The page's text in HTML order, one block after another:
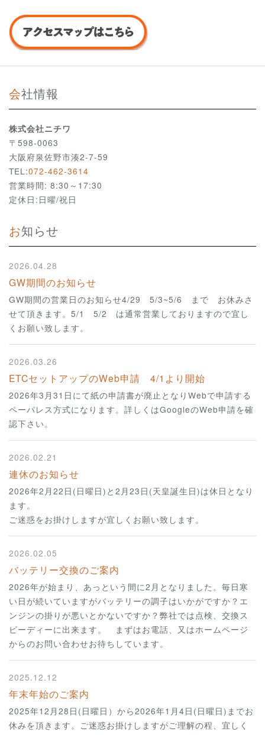
会社情報
株式会社ニチワ
〒598-0063
大阪府泉佐野市湊2-7-59
TEL:072-462-3614
営業時間: 8:30～17:30
定休日:日曜/祝日
お知らせ
2026.04.28
GW期間のお知らせ
GW期間の営業日のお知らせ4/29 5/3~5/6 まで お休みさ
せて頂きます。5/1 5/2 は通常営業しておりますので宜し
くお願い致します。
2026.03.26
ETCセットアップのWeb申請 4/1より開始
2026年3月31日にて紙の申請書が廃止となりWebで申請する
ペーパレス方式になります。詳しくはGoogleのWeb申請を確
認下さい。
2026.02.21
連休のお知らせ
2026年2月22日(日曜日)と2月23日(天皇誕生日)は休日となり
ます。
ご迷惑をお掛けしますが宜しくお願い致します。
2026.02.05
バッテリー交換のご案内
2026年が始まり、あっという間に2月となりました。毎日寒
い日が続いていますがバッテリーの調子はいかがですか？エ
ンジンの掛りが悪いとかないですか？弊社では点検、交換ス
ピーディーに出来ます。 まずはお電話、又はホームページ
からのお問い合わせお待ちしています。
2025.12.12
年末年始のご案内
2025年12月28日(日曜日）から2026年1月4日(日曜日)までお
休みを頂きます。ご迷惑お掛けしますがご理解の程、宜しく